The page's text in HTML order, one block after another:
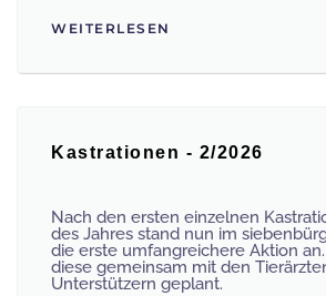
WEITERLESEN
Kastrationen - 2/2026
Nach den ersten einzelnen
des Jahres stand nun im
die erste umfangreichere Aktion
diese gemeinsam mit den
Unterstützern geplant.